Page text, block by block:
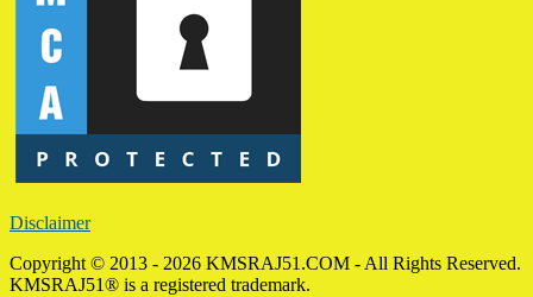
Disclaimer
Copyright © 2013 - 2026 KMSRAJ51.COM - All Rights Reserved.
KMSRAJ51® is a registered trademark.